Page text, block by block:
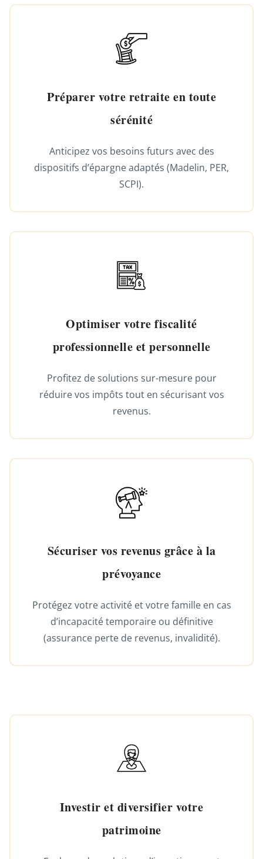
Préparer votre retraite en toute
sérénité
Anticipez vos besoins futurs avec des
dispositifs d’épargne adaptés (Madelin, PER,
SCPI).
Optimiser votre fiscalité
professionnelle et personnelle
Profitez de solutions sur-mesure pour
réduire vos impôts tout en sécurisant vos
revenus.
Sécuriser vos revenus grâce à la
prévoyance
Protégez votre activité et votre famille en cas
d’incapacité temporaire ou définitive
(assurance perte de revenus, invalidité).
Investir et diversifier votre
patrimoine